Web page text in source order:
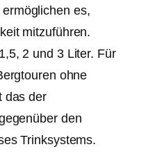
es,
mitzuführen.
2 und 3 Liter. Für
ohne
das der
den
Trinksystems.